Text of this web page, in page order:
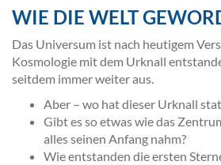
WIE DIE WELT
Das Universum ist nach heutigem
Kosmologie mit dem Urknall
seitdem immer weiter aus.
Aber – wo hat dieser Urknall
Gibt es so etwas wie das
alles seinen Anfang nahm?
Wie entstanden die ersten